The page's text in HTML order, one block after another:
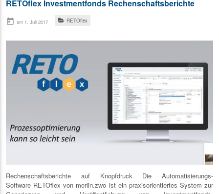
RETOflex Investmentfonds Rechenschaftsberichte
today am 1. Juli 2017 RETOflex
Rechenschaftsberichte auf Knopfdruck Die Automatisierungs-
Software RETOflex von merlin.zwo ist ein praxisorientiertes System zur